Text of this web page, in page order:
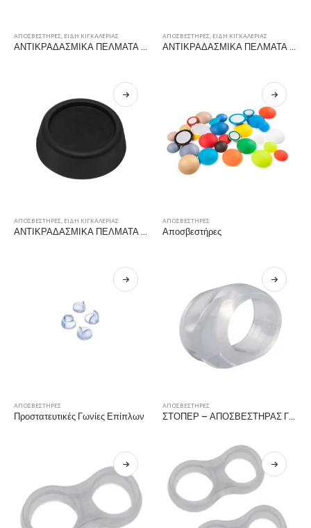
ΑΠΟΣΒΕΣΤΗΡΕΣ, ΕΙΔΗ ΚΙΓΚΑΛΕΡΙΑΣ
ΑΝΤΙΚΡΑΔΑΣΜΙΚΑ ΠΕΛΜΑΤΑ ΠΛΥΝΤΗΡΙΟΥ/ΣΤΕΓΝΩΤΗΡΙΟΥ 65x20mm ΓΚΡΙ
ΑΠΟΣΒΕΣΤΗΡΕΣ, ΕΙΔΗ ΚΙΓΚΑΛΕΡΙΑΣ
ΑΝΤΙΚΡΑΔΑΣΜΙΚΑ ΠΕΛΜΑΤΑ ΠΛΥΝΤΗΡΙΟΥ/ΣΤΕΓΝΩΤΗΡΙΟΥ 65x20mm ΛΕΥΚΟ
ΑΠΟΣΒΕΣΤΗΡΕΣ, ΕΙΔΗ ΚΙΓΚΑΛΕΡΙΑΣ
ΑΝΤΙΚΡΑΔΑΣΜΙΚΑ ΠΕΛΜΑΤΑ ΠΛΥΝΤΗΡΙΟΥ/ΣΤΕΓΝΩΤΗΡΙΟΥ 65x20mm ΜΑΥΡΟ
ΑΠΟΣΒΕΣΤΗΡΕΣ
Αποσβεστήρες
ΑΠΟΣΒΕΣΤΗΡΕΣ
Προστατευτικές Γωνίες Επίπλων
ΑΠΟΣΒΕΣΤΗΡΕΣ
ΣΤΟΠΕΡ – ΑΠΟΣΒΕΣΤΗΡΑΣ ΓΙΑ ΠΟΜΟΛΟ, ΔΙΑΦΑΝΟ, 17mm